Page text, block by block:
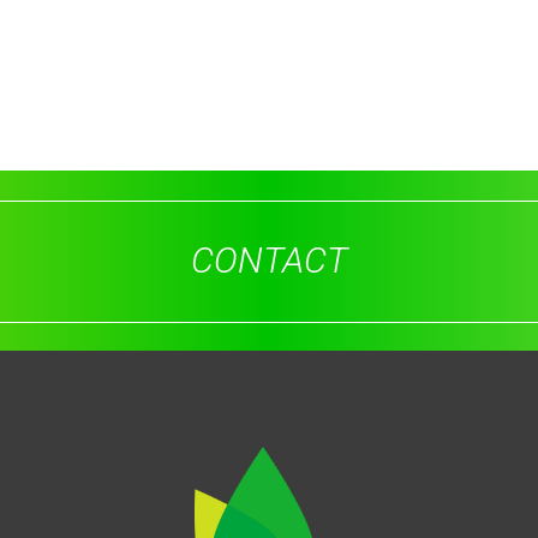
CONTACT